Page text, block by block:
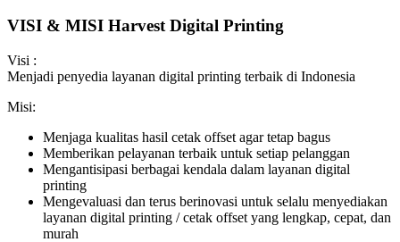
VISI & MISI Harvest Digital Printing
Visi :
Menjadi penyedia layanan digital printing terbaik di Indonesia
Misi:
Menjaga kualitas hasil cetak offset agar tetap bagus
Memberikan pelayanan terbaik untuk setiap pelanggan
Mengantisipasi berbagai kendala dalam layanan digital
printing
Mengevaluasi dan terus berinovasi untuk selalu menyediakan
layanan digital printing / cetak offset yang lengkap, cepat, dan
murah